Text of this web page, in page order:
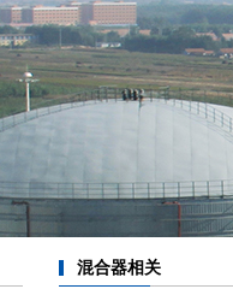
过
自洁式
静态
罐用
纸浆
消
混合器相关